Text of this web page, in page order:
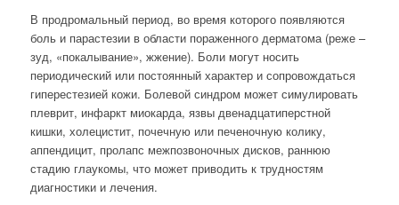
В продромальный период, во время которого появляются
боль и парастезии в области пораженного дерматома (реже –
зуд, «покалывание», жжение). Боли могут носить
периодический или постоянный характер и сопровождаться
гиперестезией кожи. Болевой синдром может симулировать
плеврит, инфаркт миокарда, язвы двенадцатиперстной
кишки, холецистит, почечную или печеночную колику,
аппендицит, пролапс межпозвоночных дисков, раннюю
стадию глаукомы, что может приводить к трудностям
диагностики и лечения.